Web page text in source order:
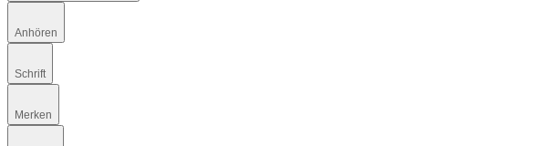
Anhören
Schrift
Merken